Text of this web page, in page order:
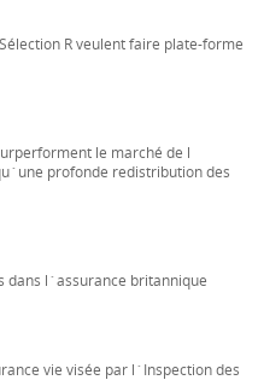
R veulent faire plate-forme
le marché de l
profonde redistribution des
dans l´assurance britannique
vie visée par l´Inspection des